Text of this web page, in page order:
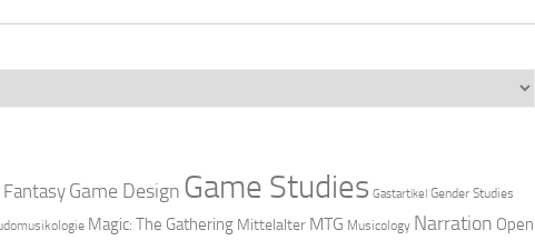
Game Design Game Studies Gastartikel Gender Studies
Magic: The Gathering Mittelalter MTG Musicology Narration Open